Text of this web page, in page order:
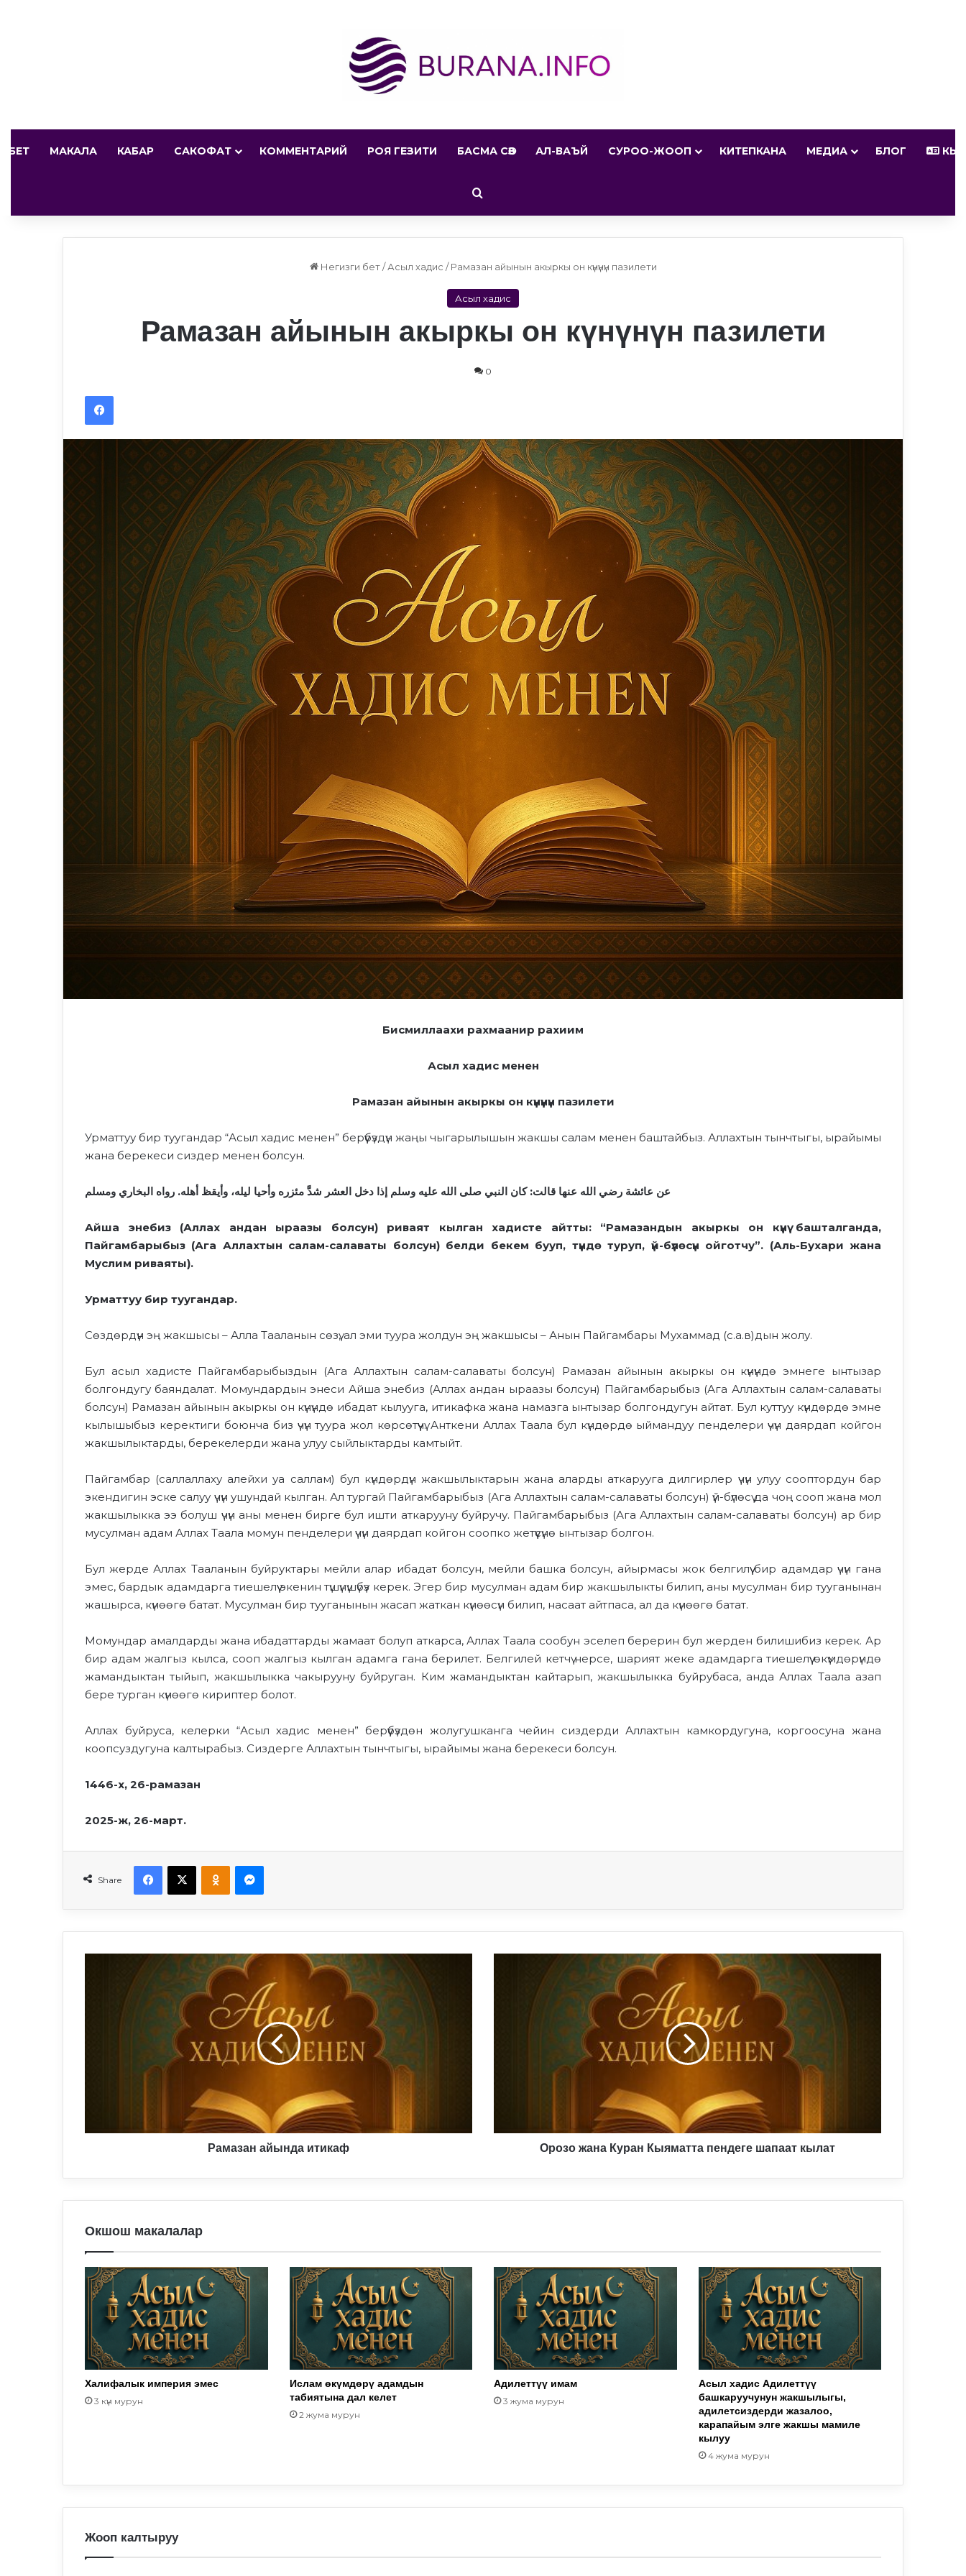
БЕТ МАКАЛА КАБАР САКОФАТ КОММЕНТАРИЙ РОЯ ГЕЗИТИ БАСМА СӨЗ АЛ-ВАЪЙ СУРОО-ЖООП КИТЕПКАНА МЕДИА БЛОГ
Негизги бет / Асыл хадис / Рамазан айынын акыркы он күнүнүн пазилети
Асыл хадис
Рамазан айынын акыркы он күнүнүн пазилети
0
Бисмиллаахи рахмаанир рахиим
Асыл хадис менен
Рамазан айынын акыркы он күнүнүн пазилети
Урматтуу бир туугандар “Асыл хадис менен” берүүбүздүн жаңы чыгарылышын жакшы салам менен баштайбыз. Аллахтын тынчтыгы, ырайымы
жана берекеси сиздер менен болсун.
عن عائشة رضي الله عنها قالت: كان النبي صلى الله عليه وسلم إذا دخل العشر شدَّ مئزره وأحيا ليله، وأيقظ أهله. رواه البخاري ومسلم
Айша энебиз (Аллах андан ыраазы болсун)риваят кылган хадисте айтты: “Рамазандын акыркы он күнү башталганда,
Пайгамбарыбыз (Ага Аллахтын салам-салаваты болсун) белди бекем бууп, түндө туруп, үй-бүлөсүн ойготчу”. (Аль-Бухари жана
Муслим риваяты).
Урматтуу бир туугандар.
Сөздөрдүн эң жакшысы – Алла Тааланын сөзү, ал эми туура жолдун эң жакшысы – Анын Пайгамбары Мухаммад (с.а.в)дын жолу.
Бул асыл хадисте Пайгамбарыбыздын (Ага Аллахтын салам-салаваты болсун) Рамазан айынын акыркы он күнүндө эмнеге ынтызар
болгондугу баяндалат. Момундардын энеси Айша энебиз (Аллах андан ыраазы болсун) Пайгамбарыбыз (Ага Аллахтын салам-салаваты
болсун) Рамазан айынын акыркы он күнүндө ибадат кылууга, итикафка жана намазга ынтызар болгондугун айтат. Бул куттуу күндөрдө эмне
кылышыбыз керектиги боюнча биз үчүн туура жол көрсөтүүчү. Анткени Аллах Таала бул күндөрдө ыймандуу пенделери үчүн даярдап койгон
жакшылыктарды, берекелерди жана улуу сыйлыктарды камтыйт.
Пайгамбар (саллаллаху алейхи уа саллам) бул күндөрдүн жакшылыктарын жана аларды аткарууга дилгирлер үчүн улуу сооптордун бар
экендигин эске салуу үчүн ушундай кылган. Ал тургай Пайгамбарыбыз (Ага Аллахтын салам-салаваты болсун) үй-бүлөсү да чоң сооп жана мол
жакшылыкка ээ болуш үчүн аны менен бирге бул ишти аткарууну буйручу. Пайгамбарыбыз (Ага Аллахтын салам-салаваты болсун) ар бир
мусулман адам Аллах Таала момун пенделери үчүн даярдап койгон соопко жетүүсүнө ынтызар болгон.
Бул жерде Аллах Тааланын буйруктары мейли алар ибадат болсун, мейли башка болсун, айырмасы жок белгилүү бир адамдар үчүн гана
эмес, бардык адамдарга тиешелүү экенин түшүнүшүбүз керек. Эгер бир мусулман адам бир жакшылыкты билип, аны мусулман бир тууганынан
жашырса, күнөөгө батат. Мусулман бир тууганынын жасап жаткан күнөөсүн билип, насаат айтпаса, ал да күнөөгө батат.
Момундар амалдарды жана ибадаттарды жамаат болуп аткарса, Аллах Таала сообун эселеп берерин бул жерден билишибиз керек. Ар
бир адам жалгыз кылса, сооп жалгыз кылган адамга гана берилет. Белгилей кетчү нерсе, шарият жеке адамдарга тиешелүү өкүмдөрүндө
жамандыктан тыйып, жакшылыкка чакырууну буйруган. Ким жамандыктан кайтарып, жакшылыкка буйрубаса, анда Аллах Таала азап
бере турган күнөөгө кириптер болот.
Аллах буйруса, келерки “Асыл хадис менен” берүүбүздөн жолугушканга чейин сиздерди Аллахтын камкордугуна, коргоосуна жана
коопсуздугуна калтырабыз. Сиздерге Аллахтын тынчтыгы, ырайымы жана берекеси болсун.
1446-х, 26-рамазан
2025-ж, 26-март.
Share
Facebook
X Odnoklassniki
Рамазан айында итикаф Орозо жана Куран Кыяматта пендеге шапаат кылат
Окшош макалалар
Халифалык империя эмес
3 күн мурун
Ислам өкүмдөрү адамдын
табиятына дал келет
2 жума мурун
Адилеттүү имам
3 жума мурун
Асыл хадис Адилеттүү
башкаруучунун жакшылыгы,
адилетсиздерди жазалоо,
карапайым элге жакшы мамиле
кылуу
4 жума мурун
Жооп калтыруу